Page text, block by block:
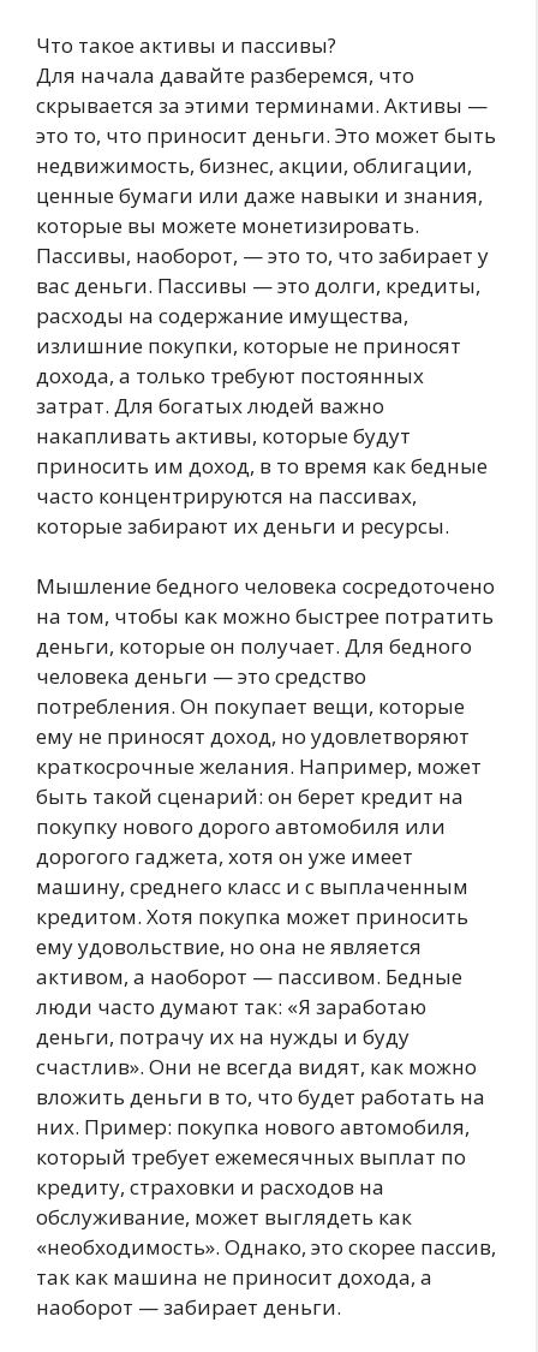
Что такое активы и пассивы?
Для начала давайте разберемся, что
скрывается за этими терминами. Активы —
это то, что приносит деньги. Это может быть
недвижимость, бизнес, акции, облигации,
ценные бумаги или даже навыки и знания,
которые вы можете монетизировать.
Пассивы, наоборот, — это то, что забирает у
вас деньги. Пассивы — это долги, кредиты,
расходы на содержание имущества,
излишние покупки, которые не приносят
дохода, а только требуют постоянных
затрат. Для богатых людей важно
накапливать активы, которые будут
приносить им доход, в то время как бедные
часто концентрируются на пассивах,
которые забирают их деньги и ресурсы.
Мышление бедного человека сосредоточено
на том, чтобы как можно быстрее потратить
деньги, которые он получает. Для бедного
человека деньги — это средство
потребления. Он покупает вещи, которые
ему не приносят доход, но удовлетворяют
краткосрочные желания. Например, может
быть такой сценарий: он берет кредит на
покупку нового дорого автомобиля или
дорогого гаджета, хотя он уже имеет
машину, среднего класс и с выплаченным
кредитом. Хотя покупка может приносить
ему удовольствие, но она не является
активом, а наоборот — пассивом. Бедные
люди часто думают так: «Я заработаю
деньги, потрачу их на нужды и буду
счастлив». Они не всегда видят, как можно
вложить деньги в то, что будет работать на
них. Пример: покупка нового автомобиля,
который требует ежемесячных выплат по
кредиту, страховки и расходов на
обслуживание, может выглядеть как
«необходимость». Однако, это скорее пассив,
так как машина не приносит дохода, а
наоборот — забирает деньги.